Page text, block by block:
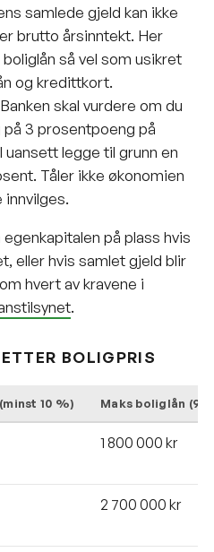
samlede gjeld kan ikke
brutto årsinntekt. Her
så vel som usikret
og kredittkort.
Banken skal vurdere om du
3 prosentpoeng på
uansett legge til grunn en
Tåler ikke økonomien
innvilges.
på plass hvis
eller hvis samlet gjeld blir
hvert av kravene i
.
BOLIGPRIS
10 %) Maks boliglån (90
1 800 000 kr
2 700 000 kr